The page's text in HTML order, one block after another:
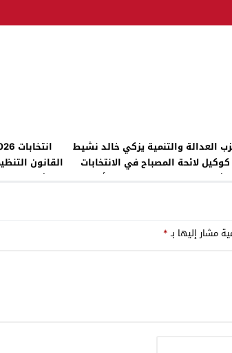
العدالة والتنمية يزكي خالد نشيط
كوكيل لائحة المصباح في الانتخابات
التشريعية عن دائرة الخميسات أولماس
القانون
تكشف عن
مشار إليها بـ*